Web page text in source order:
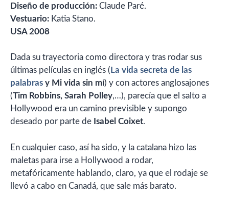
Diseño de producción: Claude Paré.
Vestuario: Katia Stano.
USA 2008
Dada su trayectoria como directora y tras rodar sus
últimas películas en inglés ( La vida secreta de las
palabras y Mi vida sin mí) y con actores anglosajones
(Tim Robbins, Sarah Polley,…), parecía que el salto a
Hollywood era un camino previsible y supongo
deseado por parte de Isabel Coixet.
En cualquier caso, así ha sido, y la catalana hizo las
maletas para irse a Hollywood a rodar,
metafóricamente hablando, claro, ya que el rodaje se
llevó a cabo en Canadá, que sale más barato.